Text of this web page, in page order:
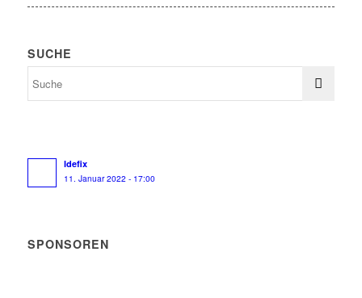
SUCHE
Idefix
11. Januar 2022 - 17:00
SPONSOREN